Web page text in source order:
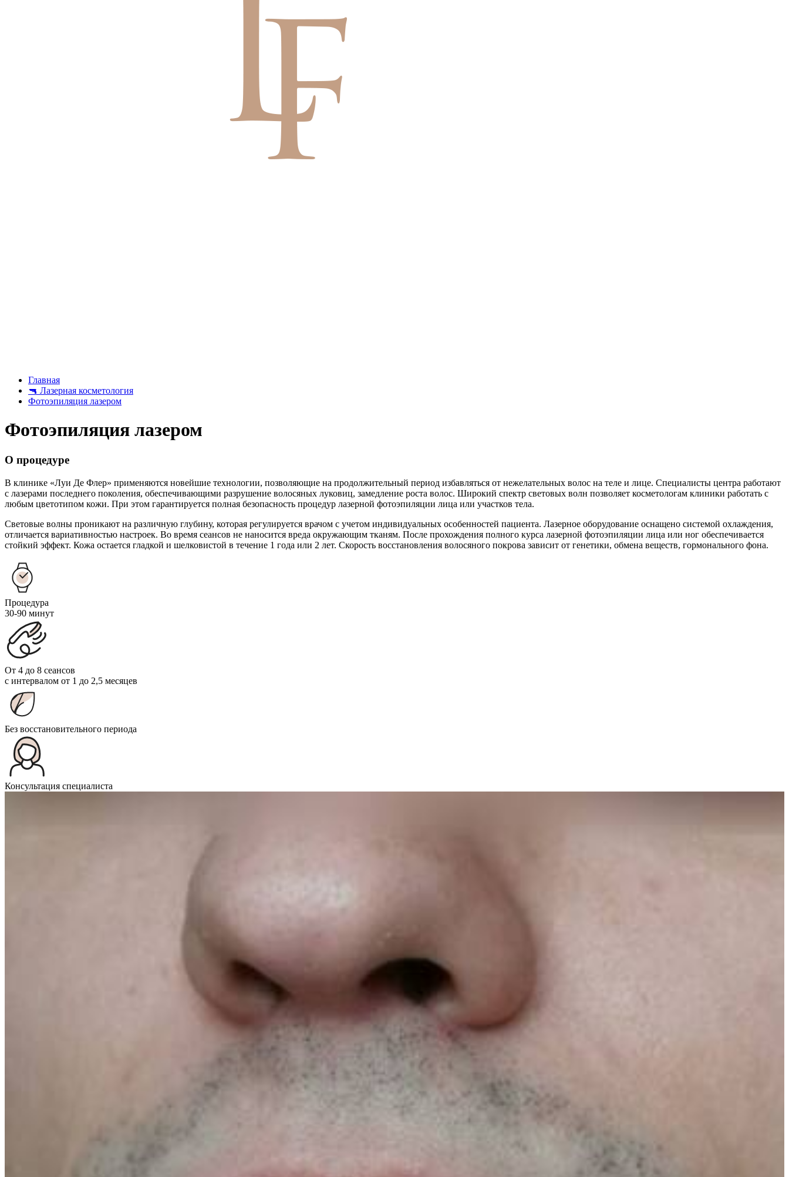
Главная
🔫 Лазерная косметология
Фотоэпиляция лазером
Фотоэпиляция лазером
О процедуре
В клинике «Луи Де Флер» применяются новейшие технологии, позволяющие на продолжительный период избавляться от нежелательных волос на теле и лице. Специалисты центра работают
с лазерами последнего поколения, обеспечивающими разрушение волосяных луковиц, замедление роста волос. Широкий спектр световых волн позволяет косметологам клиники работать с
любым цветотипом кожи. При этом гарантируется полная безопасность процедур лазерной фотоэпиляции лица или участков тела.
Световые волны проникают на различную глубину, которая регулируется врачом с учетом индивидуальных особенностей пациента. Лазерное оборудование оснащено системой охлаждения,
отличается вариативностью настроек. Во время сеансов не наносится вреда окружающим тканям. После прохождения полного курса лазерной фотоэпиляции лица или ног обеспечивается
стойкий эффект. Кожа остается гладкой и шелковистой в течение 1 года или 2 лет. Скорость восстановления волосяного покрова зависит от генетики, обмена веществ, гормонального фона.
Процедура
30-90 минут
От 4 до 8 сеансов
с интервалом от 1 до 2,5 месяцев
Без восстановительного периода
Консультация специалиста